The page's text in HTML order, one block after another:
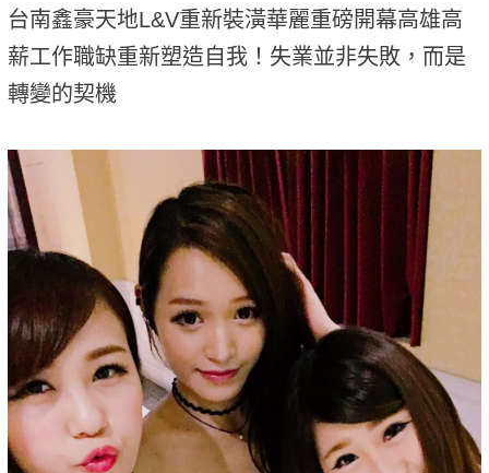
台南鑫豪天地L&V重新裝潢華麗重磅開幕高雄高
薪工作職缺重新塑造自我！失業並非失敗，而是
轉變的契機